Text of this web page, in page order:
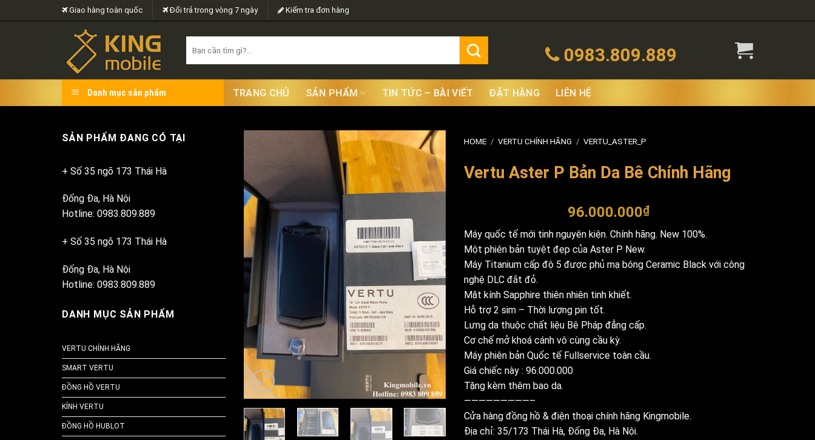
to
Giao hàng toàn quốc Đổi trả trong vòng 7 ngày Kiểm tra đơn hàng
for:
0983.809.889
Danh mục sản phẩm TRANG CHỦ SẢN PHẨM TIN TỨC – BÀI VIẾT ĐẶT HÀNG LIÊN HỆ
SẢN PHẨM ĐANG CÓ TẠI
+ Số 35 ngõ 173 Thái Hà
Đống Đa, Hà Nội
Hotline: 0983.809.889
+ Số 35 ngõ 173 Thái Hà
Đống Đa, Hà Nội
Hotline: 0983.809.889
DANH MỤC SẢN PHẨM
VERTU CHÍNH HÃNG
SMART VERTU
ĐỒNG HỒ VERTU
KÍNH VERTU
ĐỒNG HỒ HUBLOT
HOME / VERTU CHÍNH HÃNG / VERTU_ASTER_P
Vertu Aster P Bản Da Bê Chính Hãng
96.000.000₫
Máy quốc tế mới tinh nguyên kiện. Chính hãng. New 100%.
Một phiên bản tuyệt đẹp của Aster P New.
Máy Titanium cấp độ 5 được phủ mạ bóng Ceramic Black với công
nghệ DLC đắt đỏ.
Mặt kính Sapphire thiên nhiên tinh khiết.
Hỗ trợ 2 sim – Thời lượng pin tốt.
Lưng da thuộc chất liệu Bê Pháp đẳng cấp.
Cơ chế mở khoá cánh vô cùng cầu kỳ.
Máy phiên bản Quốc tế Fullservice toàn cầu.
Giá chiếc này : 96.000.000
Tặng kèm thêm bao da.
—————————–
Cửa hàng đồng hồ & điện thoại chính hãng Kingmobile.
Địa chỉ: 35/173 Thái Hà, Đống Đa, Hà Nội.